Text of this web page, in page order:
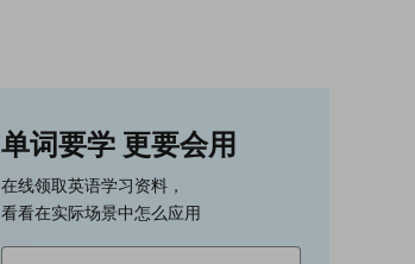
单词要学 更要会用
在线领取英语学习资料，
看看在实际场景中怎么应用